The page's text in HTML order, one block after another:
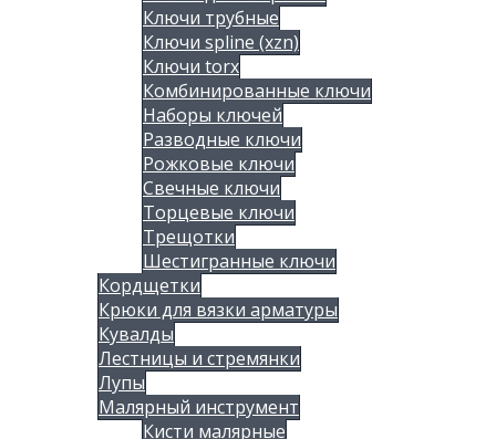
Ключи трубные
Ключи spline (xzn)
Ключи torx
Комбинированные ключи
Наборы ключей
Разводные ключи
Рожковые ключи
Свечные ключи
Торцевые ключи
Трещотки
Шестигранные ключи
Кордщетки
Крюки для вязки арматуры
Кувалды
Лестницы и стремянки
Лупы
Малярный инструмент
Кисти малярные